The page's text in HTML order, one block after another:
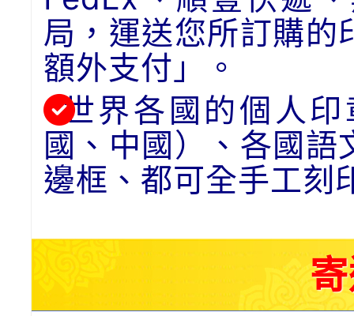
局，運送您所訂購的
額外支付」。
世界各國的個人
國、中國）、各國
邊框、都可全手工刻